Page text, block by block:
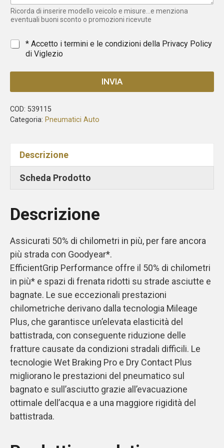
e
l
d
Ricorda di inserire modello veicolo e misure...e menziona
eventuali buoni sconto o promozioni ricevute
* * Accetto i termini e le condizioni della Privacy Policy
di Viglezio
INVIA
COD: 539115
Categoria: Pneumatici Auto
Descrizione
Scheda Prodotto
Descrizione
Assicurati 50% di chilometri in più, per fare ancora
più strada con Goodyear*.
EfficientGrip Performance offre il 50% di chilometri
in più* e spazi di frenata ridotti su strade asciutte e
bagnate. Le sue eccezionali prestazioni
chilometriche derivano dalla tecnologia Mileage
Plus, che garantisce un’elevata elasticità del
battistrada, con conseguente riduzione delle
fratture causate da condizioni stradali difficili. Le
tecnologie Wet Braking Pro e Dry Contact Plus
migliorano le prestazioni del pneumatico sul
bagnato e sull’asciutto grazie all’evacuazione
ottimale dell’acqua e a una maggiore rigidità del
battistrada.